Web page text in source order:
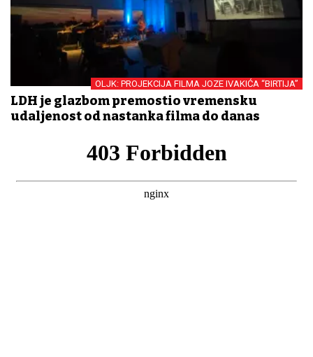
OLJK: PROJEKCIJA FILMA JOZE IVAKIĆA “BIRTIJA”
LDH je glazbom premostio vremensku
udaljenost od nastanka filma do danas